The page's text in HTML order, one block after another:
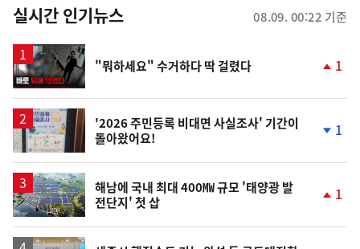
뉴
스
실시간 인기뉴스 08.09. 00:22 기준
영
상
"뭐하세요" 수거하다 딱 걸렸다 1
'2026 주민등록 비대면 사실조사' 기간이
돌아왔어요!
1
해남에 국내 최대 400㎿ 규모 '태양광 발
전단지' 첫 삽
1